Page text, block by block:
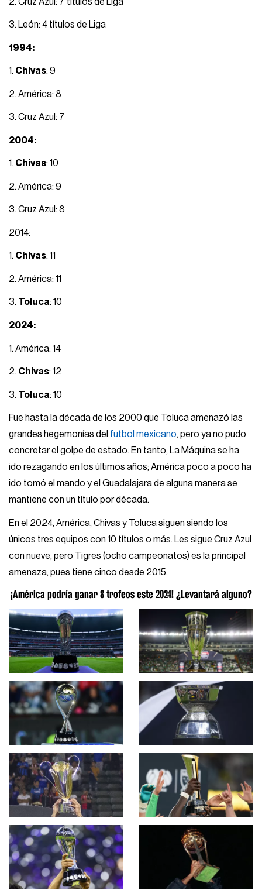
3. León: 4 títulos de Liga
1994:
1. Chivas: 9
2. América: 8
3. Cruz Azul: 7
2004:
1. Chivas: 10
2. América: 9
3. Cruz Azul: 8
2014:
1. Chivas: 11
2. América: 11
3. Toluca: 10
2024:
1. América: 14
2. Chivas: 12
3. Toluca: 10
Fue hasta la década de los 2000 que Toluca amenazó las
grandes hegemonías del futbol mexicano, pero ya no pudo
concretar el golpe de estado. En tanto, La Máquina se ha
ido rezagando en los últimos años; América poco a poco ha
ido tomó el mando y el Guadalajara de alguna manera se
mantiene con un título por década.
En el 2024, América, Chivas y Toluca siguen siendo los
únicos tres equipos con 10 títulos o más. Les sigue Cruz Azul
con nueve, pero Tigres (ocho campeonatos) es la principal
amenaza, pues tiene cinco desde 2015.
¡América podría ganar 8 trofeos este 2024! ¿Levantará alguno?